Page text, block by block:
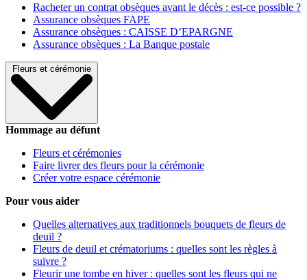
Racheter un contrat obsèques avant le décès : est-ce possible ?
Assurance obsèques FAPE
Assurance obsèques : CAISSE D’EPARGNE
Assurance obsèques : La Banque postale
Fleurs et cérémonie
Hommage au défunt
Fleurs et cérémonies
Faire livrer des fleurs pour la cérémonie
Créer votre espace cérémonie
Pour vous aider
Quelles alternatives aux traditionnels bouquets de fleurs de
deuil ?
Fleurs de deuil et crématoriums : quelles sont les règles à
suivre ?
Fleurir une tombe en hiver : quelles sont les fleurs qui ne